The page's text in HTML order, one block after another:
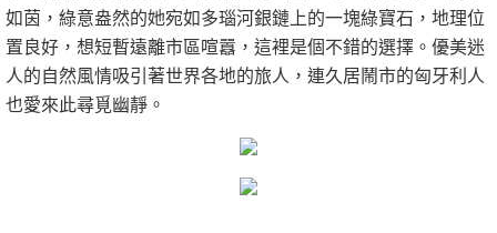
如茵，綠意盎然的她宛如多瑙河銀鏈上的一塊綠寶石，地理位
置良好，想短暫遠離市區喧囂，這裡是個不錯的選擇。優美迷
人的自然風情吸引著世界各地的旅人，連久居鬧市的匈牙利人
也愛來此尋覓幽靜。